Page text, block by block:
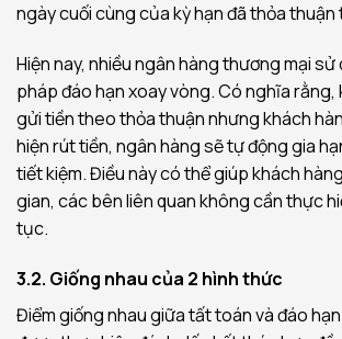
ngày cuối cùng của kỳ hạn đã thỏa
Hiện nay, nhiều ngân hàng thương mại
pháp đáo hạn xoay vòng. Có nghĩa rằng,
gửi tiền theo thỏa thuận nhưng khách
hiện rút tiền, ngân hàng sẽ tự động gia
tiết kiệm. Điều này có thể giúp khách
gian, các bên liên quan không cần thực
tục.
3.2. Giống nhau của 2 hình thức
Điểm giống nhau giữa tất toán và đáo